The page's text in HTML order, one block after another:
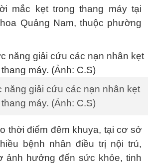
mắc kẹt trong thang máy tại
Quảng Nam, thuộc phường
giải cứu các nạn nhân kẹt
máy. (Ảnh: C.S)
thời điểm đêm khuya, tại cơ sở
bệnh nhân điều trị nội trú,
ảnh hưởng đến sức khỏe, tinh